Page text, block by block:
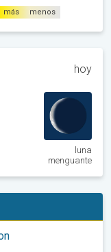
más menos
hoy
luna
menguante